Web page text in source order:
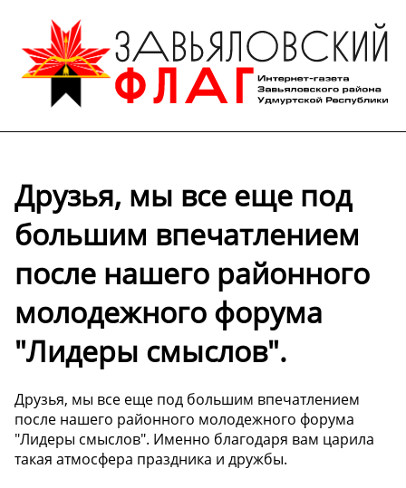
Друзья, мы все еще под
большим впечатлением
после нашего районного
молодежного форума
"Лидеры смыслов".
Друзья, мы все еще под большим впечатлением
после нашего районного молодежного форума
"Лидеры смыслов". Именно благодаря вам царила
такая атмосфера праздника и дружбы.